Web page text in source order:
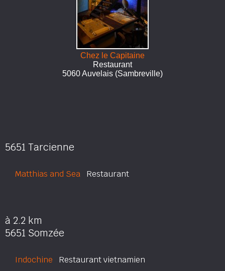
Chez le Capitaine
Restaurant
5060 Auvelais (Sambreville)
5651 Tarcienne
Matthias and Sea Restaurant
à 2.2 km
5651 Somzée
Indochine Restaurant vietnamien